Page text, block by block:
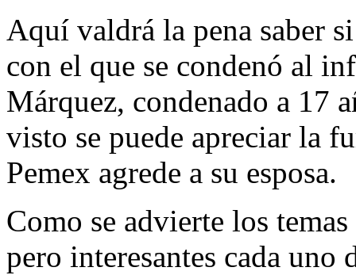
Aquí valdrá la pena saber
con el que se condenó al
Márquez, condenado a 17
visto se puede apreciar la
Pemex agrede a su esposa.
Como se advierte los
pero interesantes cada uno